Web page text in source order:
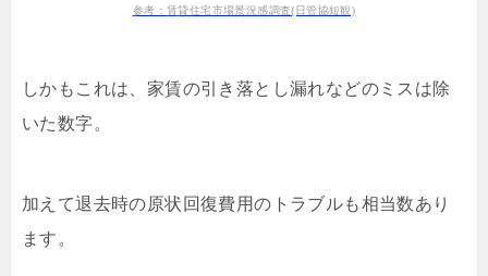
参考：賃貸住宅市場景況感調査(日管協短観)
しかもこれは、家賃の引き落とし漏れなどのミスは除
いた数字。
加えて退去時の原状回復費用のトラブルも相当数あり
ます。